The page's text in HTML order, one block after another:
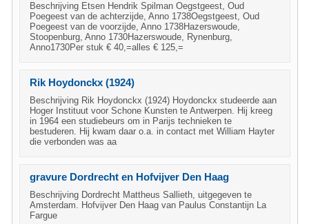
Beschrijving Etsen Hendrik Spilman Oegstgeest, Oud
Poegeest van de achterzijde, Anno 1738Oegstgeest, Oud
Poegeest van de voorzijde, Anno 1738Hazerswoude,
Stoopenburg, Anno 1730Hazerswoude, Rynenburg,
Anno1730Per stuk € 40,=alles € 125,=
Rik Hoydonckx (1924)
Beschrijving Rik Hoydonckx (1924) Hoydonckx studeerde aan
Hoger Instituut voor Schone Kunsten te Antwerpen. Hij kreeg
in 1964 een studiebeurs om in Parijs technieken te
bestuderen. Hij kwam daar o.a. in contact met William Hayter
die verbonden was aa
gravure Dordrecht en Hofvijver Den Haag
Beschrijving Dordrecht Mattheus Sallieth, uitgegeven te
Amsterdam. Hofvijver Den Haag van Paulus Constantijn La
Fargue